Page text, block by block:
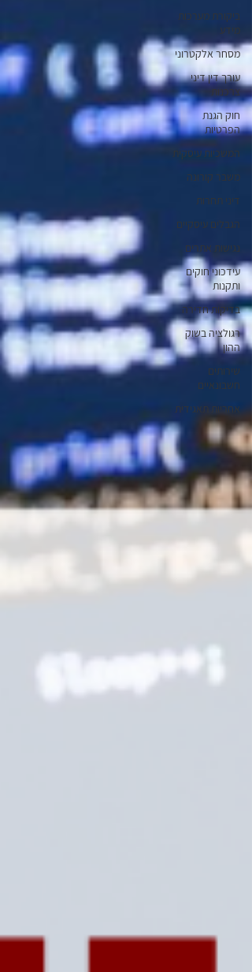
ביקורת מערכות
מידע
מסחר אלקטרוני
עורך דין דיני
צרכנות
חוק הגנת
הפרטיות
המשכיות עיסקית
משבר קורונה
דיני תחרות
הגבלים עיסקיים
נגישות אתרים
עידכוני חוקים
ותקנות
בדיקות חדירה
רגולציה בשוק
ההון
שירותים
חשבונאיים
אחריות תאגידית